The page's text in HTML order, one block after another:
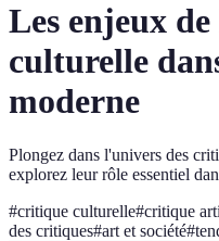
Les enjeux
culturelle
moderne
Plongez dans l'univers des
explorez leur rôle essentiel
#critique culturelle#critique
des critiques#art et société#